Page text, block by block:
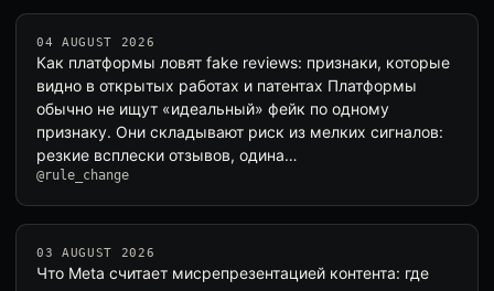
04 AUGUST 2026
Как платформы ловят fake reviews: признаки, которые
видно в открытых работах и патентах Платформы
обычно не ищут «идеальный» фейк по одному
признаку. Они складывают риск из мелких сигналов:
резкие всплески отзывов, одина…
@rule_change
03 AUGUST 2026
Что Meta считает мисрепрезентацией контента: где